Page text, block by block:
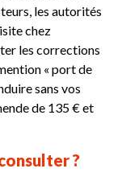
les autorités
chez
les corrections
« port de
sans vos
de 135 € et
?